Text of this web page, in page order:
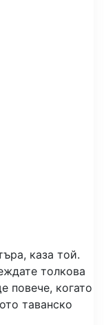
каза той.
толкова
повече, когато
таванско